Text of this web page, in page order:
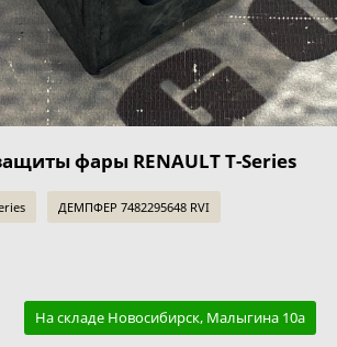
фары RENAULT T-Series
ДЕМПФЕР 7482295648 RVI
На складе Новосибирск, Малыгина 10а